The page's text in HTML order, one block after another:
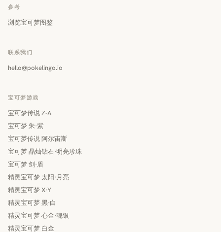
参考
浏览宝可梦图鉴
联系我们
hello@pokelingo.io
宝可梦游戏
宝可梦传说 Z-A
宝可梦 朱·紫
宝可梦传说 阿尔宙斯
宝可梦 晶灿钻石·明亮珍珠
宝可梦 剑·盾
精灵宝可梦 太阳·月亮
精灵宝可梦 X·Y
精灵宝可梦 黑·白
精灵宝可梦 心金·魂银
精灵宝可梦 白金